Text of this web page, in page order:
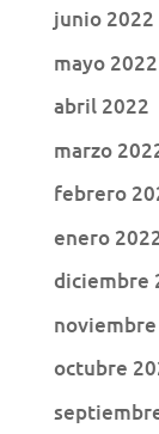
junio 2022
mayo 2022
abril 2022
marzo
febrero
enero
diciembre
noviembre
octubre